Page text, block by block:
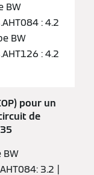
BW
: 4.2
BW
: 4.2
pour un
de
BW
3.2 |